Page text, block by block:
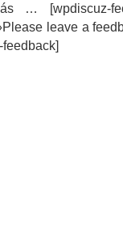
… [wpdiscuz-
leave a